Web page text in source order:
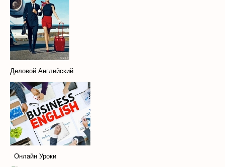
Деловой Английский
Онлайн Уроки